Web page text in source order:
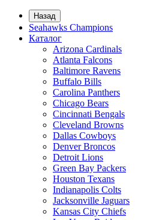
Назад
Seahawks Champions
Каталог
Arizona Cardinals
Atlanta Falcons
Baltimore Ravens
Buffalo Bills
Carolina Panthers
Chicago Bears
Cincinnati Bengals
Cleveland Browns
Dallas Cowboys
Denver Broncos
Detroit Lions
Green Bay Packers
Houston Texans
Indianapolis Colts
Jacksonville Jaguars
Kansas City Chiefs